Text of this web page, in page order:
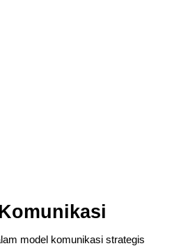
model komunikasi strategis